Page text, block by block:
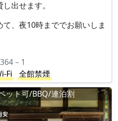
出せます。
、夜10時まででお願いしま
－1
Fi
全館禁煙
ット可/BBQ/連泊割
安